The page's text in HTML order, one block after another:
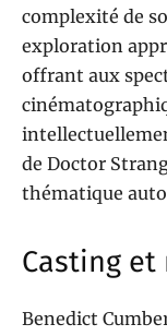
complexité de
exploration
offrant aux
de Doctor
thématique
Casting
Benedict